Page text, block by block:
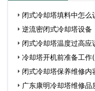
闭式冷却塔填料中怎么
逆流密闭式冷却塔设备
闭式冷却塔温度过高应
冷却塔开机前准备工作
闭式冷却塔保养维修
广东康明冷却塔维修